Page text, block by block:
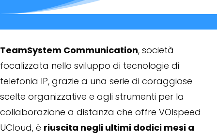
TeamSystem Communication, società
focalizzata nello sviluppo di tecnologie di
telefonia IP, grazie a una serie di coraggiose
scelte organizzative e agli strumenti per la
collaborazione a distanza che offre VOIspeed
UCloud, è riuscita negli ultimi dodici mesi a